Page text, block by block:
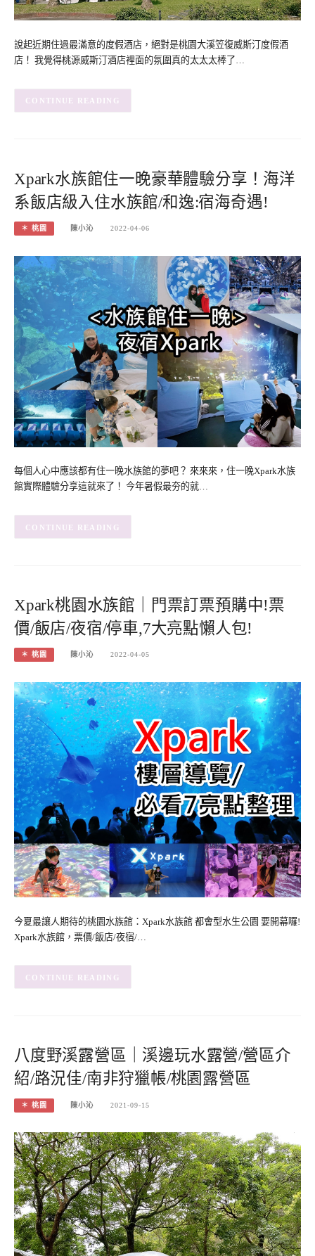
說起近期住過最滿意的度假酒店，絕對是桃園大溪笠復威斯汀度假酒
店！ 我覺得桃源威斯汀酒店裡面的氛圍真的太太太棒了…
CONTINUE READING
Xpark水族館住一晚豪華體驗分享！海洋
系飯店級入住水族館/和逸:宿海奇遇!
＊ 桃園 陳小沁 2022-04-06
每個人心中應該都有住一晚水族館的夢吧？ 來來來，住一晚Xpark水族
館實際體驗分享這就來了！ 今年暑假最夯的就…
CONTINUE READING
Xpark桃園水族館｜門票訂票預購中!票
價/飯店/夜宿/停車,7大亮點懶人包!
＊ 桃園 陳小沁 2022-04-05
今夏最讓人期待的桃園水族館：Xpark水族館 都會型水生公園 要開幕囉!
Xpark水族館，票價/飯店/夜宿/…
CONTINUE READING
八度野溪露營區｜溪邊玩水露營/營區介
紹/路況佳/南非狩獵帳/桃園露營區
＊ 桃園 陳小沁 2021-09-15